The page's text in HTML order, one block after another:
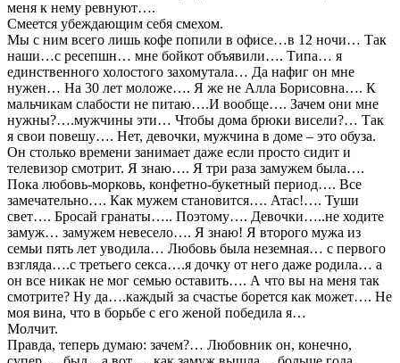
меня к нему ревнуют….
Смеется убеждающим себя смехом.
Мы с ним всего лишь кофе попили в офисе…в 12 ночи… Так
наши…с ресепшн… мне бойкот объявили…. Типа… я
единственного холостого захомутала… Да нафиг он мне
нужен… На 30 лет моложе…. Я же не Алла Борисовна…. К
мальчикам слабости не питаю….И вообще…. Зачем они мне
нужны?….мужчины эти… Чтобы дома брюки висели?… Так
я свои повешу…. Нет, девочки, мужчина в доме – это обуза.
Он столько времени занимает даже если просто сидит и
телевизор смотрит. Я знаю…. Я три раза замужем была….
Пока любовь-морковь, конфетно-букетный период…. Все
замечательно…. Как мужем становится…. Атас!…. Туши
свет…. Бросай гранаты….. Поэтому…. Девочки…..не ходите
замуж… замужем невесело…. Я знаю! Я второго мужа из
семьи пять лет уводила… Любовь была неземная… с первого
взгляда….с третьего секса….я дочку от него даже родила… а
он все никак не мог семью оставить…. А что вы на меня так
смотрите? Ну да….каждый за счастье борется как может…. Не
моя вина, что в борьбе с его женой победила я…
Молчит.
Правда, теперь думаю: зачем?… Любовник он, конечно,